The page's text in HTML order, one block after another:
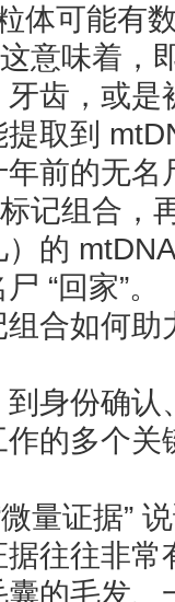
体可能有
意味着，
齿，或是
取到
前的无名
记组合，
的
“回家”。
合如何助
身份确认
的多个关
量证据”
往往非常
的毛发、